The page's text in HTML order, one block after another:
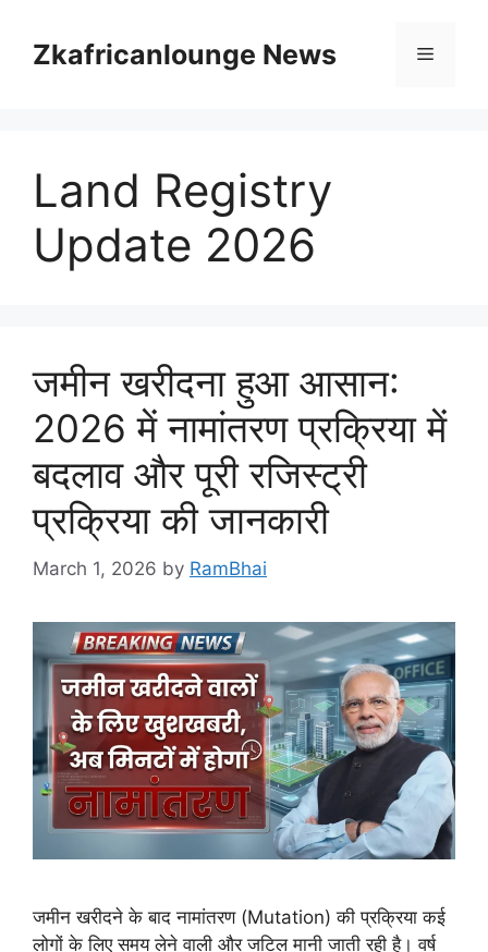
contentZkafricanlounge News Menu
Land Registry
Update 2026
जमीन खरीदना हुआ आसान:
2026 में नामांतरण प्रक्रिया में
बदलाव और पूरी रजिस्ट्री
प्रक्रिया की जानकारी
March 1, 2026 by RamBhai
जमीन खरीदने के बाद नामांतरण (Mutation) की प्रक्रिया कई
लोगों के लिए समय लेने वाली और जटिल मानी जाती रही है। वर्ष